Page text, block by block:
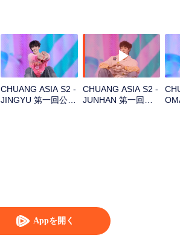
Appを開く
CHUANG ASIA S2 -
JINGYU 第一回公演
CHUANG ASIA S2 -
JUNHAN 第一回公